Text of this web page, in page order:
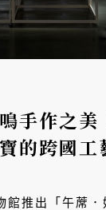
手作之美
的跨國工
館推出「午蓆